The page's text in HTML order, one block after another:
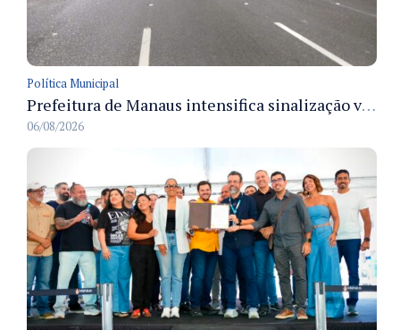
Política Municipal
Prefeitura de Manaus intensifica sinalização viária em diversos bairros para organizar o trânsito e reduzir sinistros
06/08/2026